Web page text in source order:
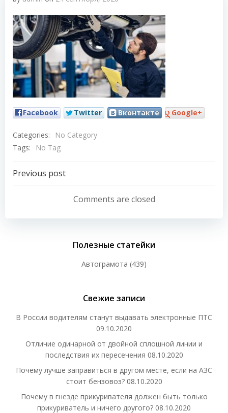
Facebook Twitter Вконтакте Google+
Categories:
No Category
Tags:
No Tag
Навигация
записям
Previous post
Comments are closed
Полезные статейки
Автограмота (439)
Свежие записи
В России водителям станут выдавать электронные ПТС
09.10.2020
Отличие одинарной от двойной сплошной линии и
последствия их пересечения 08.10.2020
Почему лучше заправиться в другом месте, если на АЗС
стоит бензовоз? 08.10.2020
Почему в гнезде прикуривателя должен быть только
прикуриватель и ничего другого? 08.10.2020